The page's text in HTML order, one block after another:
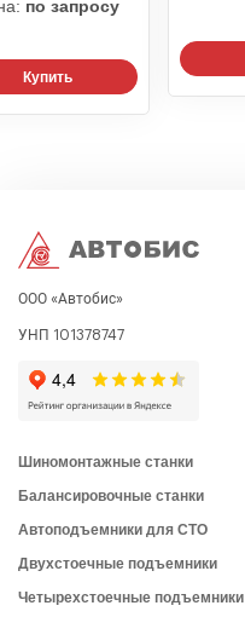
по запросу
Купить
ООО «Автобис»
УНП 101378747
Шиномонтажные станки
Балансировочные станки
Автоподъемники для СТО
Двухстоечные подъемники
Четырехстоечные подъемники